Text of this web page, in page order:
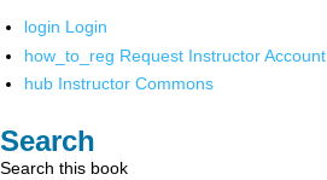
login Login
how_to_reg Request Instructor Account
hub Instructor Commons
Search
Search this book